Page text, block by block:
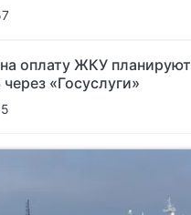
оплату ЖКУ планируют
«Госуслуги»